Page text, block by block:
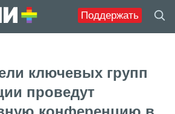
Поддержать
ключевых групп
проведут